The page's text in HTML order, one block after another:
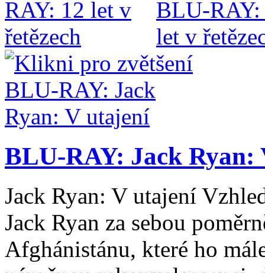
BLU-RAY: Jack Ryan:
Jack Ryan: V utajení
Jack Ryan za sebou
Afghánistánu, které ho